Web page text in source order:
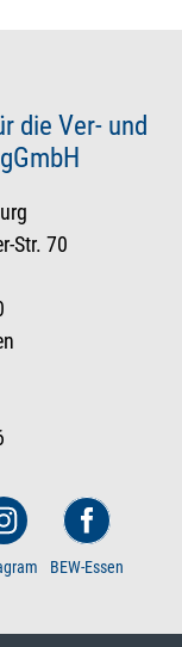
die Ver- und
Str. 70
BEW-Essen